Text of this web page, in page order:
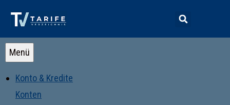
Menü
Konto & Kredite
Konten